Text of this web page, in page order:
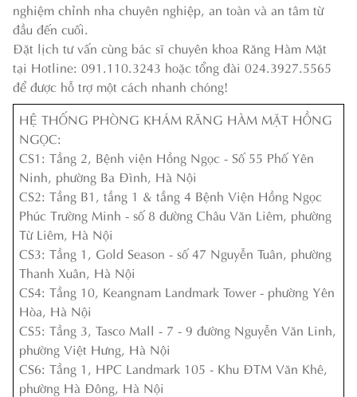
nghiệm chỉnh nha chuyên nghiệp, an toàn và an tâm từ
đầu đến cuối.
Đặt lịch tư vấn cùng bác sĩ chuyên khoa Răng Hàm Mặt
tại Hotline: 091.110.3243 hoặc tổng đài 024.3927.5565
để được hỗ trợ một cách nhanh chóng!
HỆ THỐNG PHÒNG KHÁM RĂNG HÀM MẶT HỒNG
NGỌC:
CS1: Tầng 2, Bệnh viện Hồng Ngọc - Số 55 Phố Yên
Ninh, phường Ba Đình, Hà Nội
CS2: Tầng B1, tầng 1 & tầng 4 Bệnh Viện Hồng Ngọc
Phúc Trường Minh - số 8 đường Châu Văn Liêm, phường
Từ Liêm, Hà Nội
CS3: Tầng 1, Gold Season - số 47 Nguyễn Tuân, phường
Thanh Xuân, Hà Nội
CS4: Tầng 10, Keangnam Landmark Tower - phường Yên
Hòa, Hà Nội
CS5: Tầng 3, Tasco Mall - 7 - 9 đường Nguyễn Văn Linh,
phường Việt Hưng, Hà Nội
CS6: Tầng 1, HPC Landmark 105 - Khu ĐTM Văn Khê,
phường Hà Đông, Hà Nội